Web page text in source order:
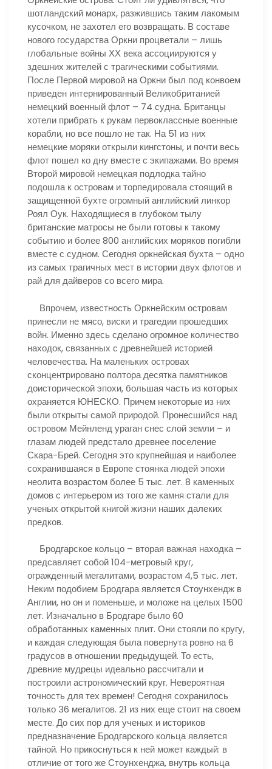
шотландский монарх, разжившись таким лакомым
кусочком, не захотел его возвращать. В составе
нового государства Оркни процветали – лишь
глобальные войны ХХ века ассоциируются у
здешних жителей с трагическими событиями.
После Первой мировой на Оркни был под конвоем
приведен интернированный Великобританией
немецкий военный флот – 74 судна. Британцы
хотели прибрать к рукам первоклассные военные
корабли, но все пошло не так. На 51 из них
немецкие моряки открыли кингстоны, и почти весь
флот пошел ко дну вместе с экипажами. Во время
Второй мировой немецкая подлодка тайно
подошла к островам и торпедировала стоящий в
защищенной бухте огромный английский линкор
Роял Оук. Находящиеся в глубоком тылу
британские матросы не были готовы к такому
событию и более 800 английских моряков погибли
вместе с судном. Сегодня оркнейская бухта – одно
из самых трагичных мест в истории двух флотов и
рай для дайверов со всего мира.
Впрочем, известность Оркнейским островам
принесли не мясо, виски и трагедии прошедших
войн. Именно здесь сделано огромное количество
находок, связанных с древнейшей историей
человечества. На маленьких островах
сконцентрировано полтора десятка памятников
доисторической эпохи, большая часть из которых
охраняется ЮНЕСКО. Причем некоторые из них
были открыты самой природой. Пронесшийся над
островом Мейнленд ураган снес слой земли – и
глазам людей предстало древнее поселение
Скара-Брей. Сегодня это крупнейшая и наиболее
сохранившаяся в Европе стоянка людей эпохи
неолита возрастом более 5 тыс. лет. 8 каменных
домов с интерьером из того же камня стали для
ученых открытой книгой жизни наших далеких
предков.
Бродгарское кольцо – вторая важная находка –
предсавляет собой 104-метровый круг,
огражденный мегалитами, возрастом 4,5 тыс. лет.
Неким подобием Бродгара является Стоунхендж в
Англии, но он и поменьше, и моложе на целых 1500
лет. Изначально в Бродгаре было 60
обработанных каменных плит. Они стояли по кругу,
и каждая следующая была повернута ровно на 6
градусов в отношении предыдущей. То есть,
древние мудрецы идеально рассчитали и
построили астрономический круг. Невероятная
точность для тех времен! Сегодня сохранилось
только 36 мегалитов. 21 из них еще стоит на своем
месте. До сих пор для ученых и историков
предназначение Бродгарского кольца является
тайной. Но прикоснуться к ней может каждый: в
отличие от того же Стоунхенджа, внутрь кольца